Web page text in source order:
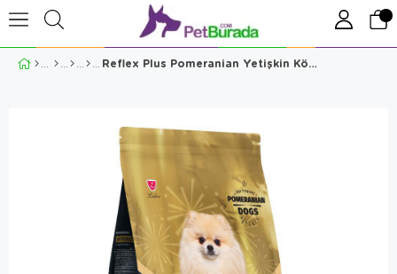
Reflex Plus Pomeranian Yetişkin Köpek Maması 1,5 Kg